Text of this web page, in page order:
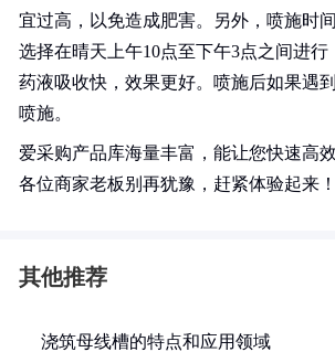
宜过高，以免造成肥害。另外，喷施时
选择在晴天上午10点至下午3点之间进行
药液吸收快，效果更好。喷施后如果遇
喷施。
爱采购产品库海量丰富，能让您快速高
各位商家老板别再犹豫，赶紧体验起来！
其他推荐
浇筑母线槽的特点和应用领域